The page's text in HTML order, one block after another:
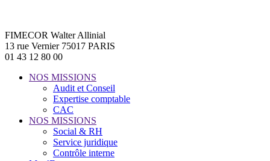
FIMECOR Walter Allinial
13 rue Vernier 75017 PARIS
01 43 12 80 00
NOS MISSIONS
Audit et Conseil
Expertise comptable
CAC
NOS MISSIONS
Social & RH
Service juridique
Contrôle interne